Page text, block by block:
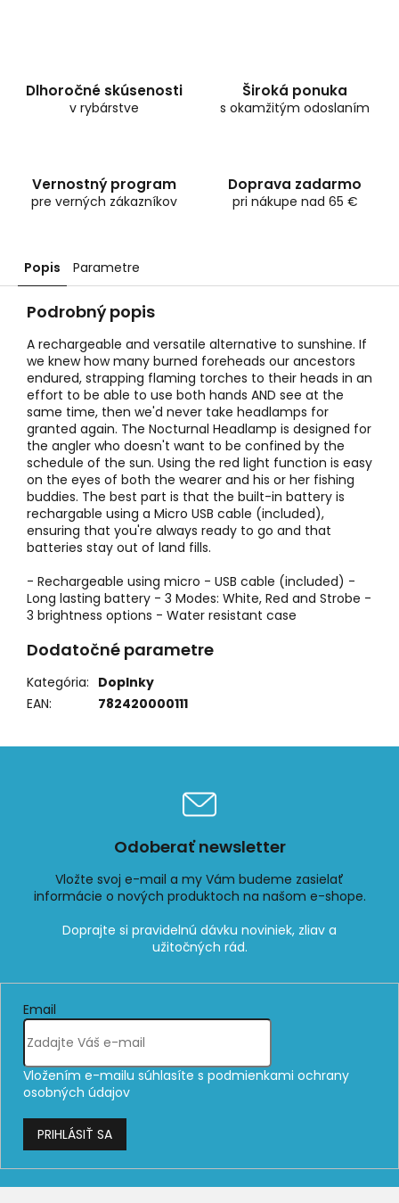
Dlhoročné skúsenosti
v rybárstve
Široká ponuka
s okamžitým odoslaním
Vernostný program
pre verných zákazníkov
Doprava zadarmo
pri nákupe nad 65 €
Popis Parametre
Podrobný popis
A rechargeable and versatile alternative to sunshine. If
we knew how many burned foreheads our ancestors
endured, strapping flaming torches to their heads in an
effort to be able to use both hands AND see at the
same time, then we'd never take headlamps for
granted again. The Nocturnal Headlamp is designed for
the angler who doesn't want to be confined by the
schedule of the sun. Using the red light function is easy
on the eyes of both the wearer and his or her fishing
buddies. The best part is that the built-in battery is
rechargable using a Micro USB cable (included),
ensuring that you're always ready to go and that
batteries stay out of land fills.
- Rechargeable using micro - USB cable (included) -
Long lasting battery - 3 Modes: White, Red and Strobe -
3 brightness options - Water resistant case
Dodatočné parametre
Kategória: Doplnky
EAN: 782420000111
Odoberať newsletter
Vložte svoj e-mail a my Vám budeme zasielať
informácie o nových produktoch na našom e-shope.
Email
Vložením e-mailu súhlasíte s podmienkami ochrany
osobných údajov
PRIHLÁSIŤ SA